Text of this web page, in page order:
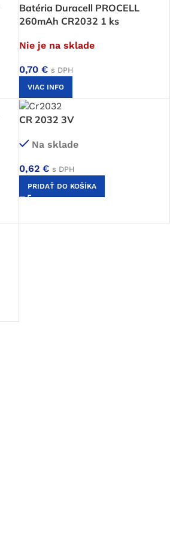
Batéria Duracell PROCELL
260mAh CR2032 1 ks
Nie je na sklade
0,70€ s DPH
VIAC INFO
CR 2032 3V
Na sklade
0,62€ s DPH
PRIDAŤ DO KOŠÍKA